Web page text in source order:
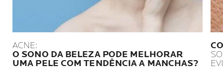
ACNE:
O SONO DA BELEZA PODE MELHORAR
UMA PELE COM TENDÊNCIA A MANCHAS?